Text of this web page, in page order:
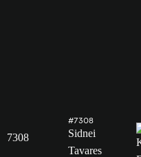
7308
#7308
Sidnei
Tavares